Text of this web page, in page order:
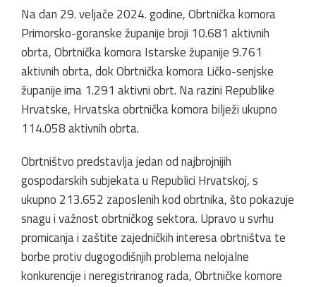
Na dan 29. veljače 2024. godine, Obrtnička komora
Primorsko-goranske županije broji 10.681 aktivnih
obrta, Obrtnička komora Istarske županije 9.761
aktivnih obrta, dok Obrtnička komora Ličko-senjske
županije ima 1.291 aktivni obrt. Na razini Republike
Hrvatske, Hrvatska obrtnička komora bilježi ukupno
114.058 aktivnih obrta.
Obrtništvo predstavlja jedan od najbrojnijih
gospodarskih subjekata u Republici Hrvatskoj, s
ukupno 213.652 zaposlenih kod obrtnika, što pokazuje
snagu i važnost obrtničkog sektora. Upravo u svrhu
promicanja i zaštite zajedničkih interesa obrtništva te
borbe protiv dugogodišnjih problema nelojalne
konkurencije i neregistriranog rada, Obrtničke komore